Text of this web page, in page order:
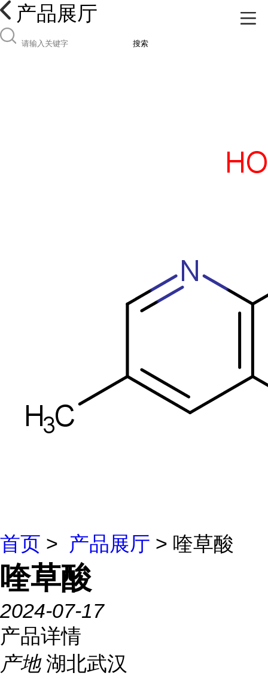
产品展厅
搜索
首页 > 产品展厅 > 喹草酸
喹草酸
2024-07-17
产品详情
产地 湖北武汉